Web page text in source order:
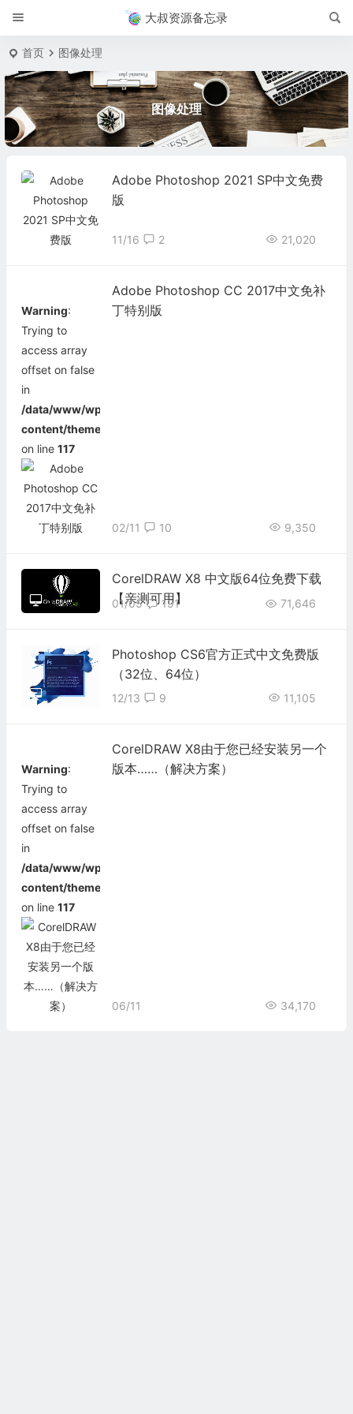
大叔资源备忘录
首页 图像处理
图像处理
Adobe Photoshop 2021 SP中文免费
版
11/16 21,020
2
Warning:
Trying to
access array
offset on false
in
/data/www/wp-
content/themes/begin/inc/thumbnail.php
on line 117
Adobe Photoshop CC 2017中文免补
丁特别版
02/11 9,350
10
CorelDRAW X8 中文版64位免费下载
【亲测可用】
01/05 71,646
191
Photoshop CS6官方正式中文免费版
（32位、64位）
12/13 11,105
9
Warning:
Trying to
access array
offset on false
in
/data/www/wp-
content/themes/begin/inc/thumbnail.php
on line 117
CorelDRAW X8由于您已经安装另一个
版本……（解决方案）
06/11 34,170